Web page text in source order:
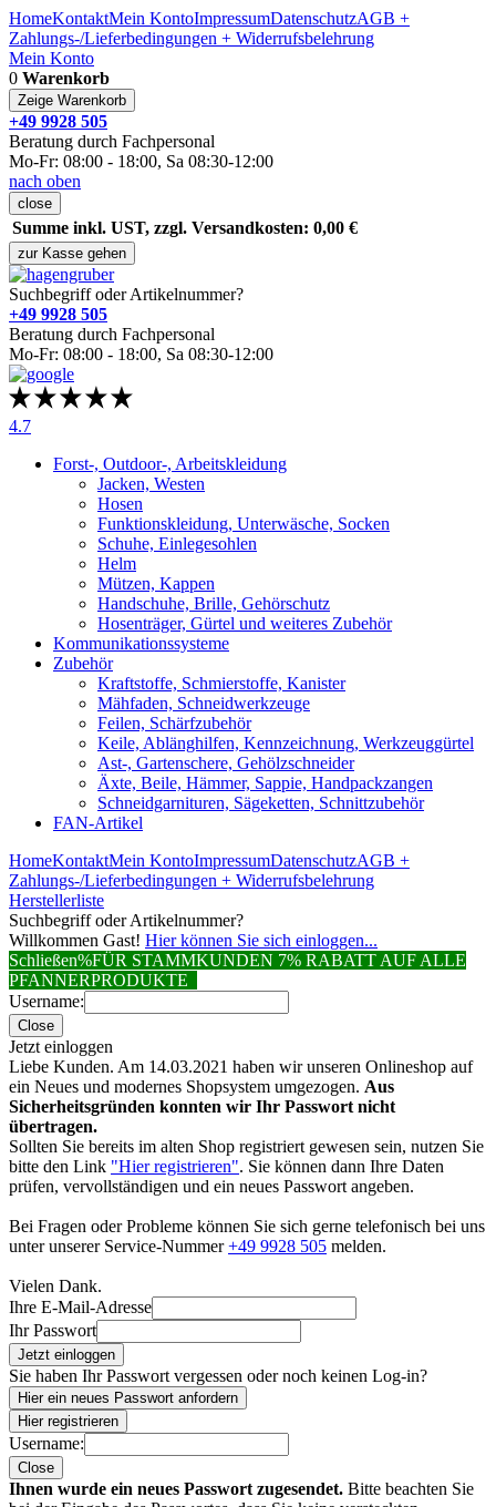
HomeKontaktMein KontoImpressumDatenschutzAGB +
Zahlungs-/Lieferbedingungen + Widerrufsbelehrung
Mein Konto
0 Warenkorb
Zeige Warenkorb
+49 9928 505
Beratung durch Fachpersonal
Mo-Fr: 08:00 - 18:00, Sa 08:30-12:00
nach oben
close
Summe inkl. UST, zzgl. Versandkosten: 0,00 €
zur Kasse gehen
Suchbegriff oder Artikelnummer?
+49 9928 505
Beratung durch Fachpersonal
Mo-Fr: 08:00 - 18:00, Sa 08:30-12:00
4.7
Forst-, Outdoor-, Arbeitskleidung
Jacken, Westen
Hosen
Funktionskleidung, Unterwäsche, Socken
Schuhe, Einlegesohlen
Helm
Mützen, Kappen
Handschuhe, Brille, Gehörschutz
Hosenträger, Gürtel und weiteres Zubehör
Kommunikationssysteme
Zubehör
Kraftstoffe, Schmierstoffe, Kanister
Mähfaden, Schneidwerkzeuge
Feilen, Schärfzubehör
Keile, Ablänghilfen, Kennzeichnung, Werkzeuggürtel
Ast-, Gartenschere, Gehölzschneider
Äxte, Beile, Hämmer, Sappie, Handpackzangen
Schneidgarnituren, Sägeketten, Schnittzubehör
FAN-Artikel
HomeKontaktMein KontoImpressumDatenschutzAGB +
Zahlungs-/Lieferbedingungen + Widerrufsbelehrung
Herstellerliste
Suchbegriff oder Artikelnummer?
Willkommen Gast! Hier können Sie sich einloggen...
Schließen%FÜR STAMMKUNDEN 7% RABATT AUF ALLE
PFANNERPRODUKTE
Username:
Close
Jetzt einloggen
Liebe Kunden. Am 14.03.2021 haben wir unseren Onlineshop auf
ein Neues und modernes Shopsystem umgezogen. Aus
Sicherheitsgründen konnten wir Ihr Passwort nicht
übertragen.
Sollten Sie bereits im alten Shop registriert gewesen sein, nutzen Sie
bitte den Link "Hier registrieren". Sie können dann Ihre Daten
prüfen, vervollständigen und ein neues Passwort angeben.
Bei Fragen oder Probleme können Sie sich gerne telefonisch bei uns
unter unserer Service-Nummer+49 9928 505 melden.
Vielen Dank.
Ihre E-Mail-Adresse
Ihr Passwort
Jetzt einloggen
Sie haben Ihr Passwort vergessen oder noch keinen Log-in?
Hier ein neues Passwort anfordern
Hier registrieren
Username:
Close
Ihnen wurde ein neues Passwort zugesendet. Bitte beachten Sie